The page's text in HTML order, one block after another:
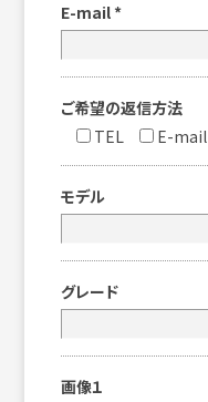
E-mail *
ご希望の返信方法
TEL
E-mail
モデル
グレード
画像１